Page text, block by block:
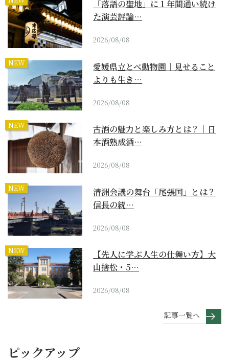
「落語の聖地」に１年間通い続け
た演芸評論…
2026/08/08
NEW
愛媛県立とべ動物園｜見せること
よりも生き…
2026/08/08
NEW
古酒の魅力と楽しみ方とは？｜日
本酒熟成酒…
2026/08/08
NEW
清洲会議の舞台「尾張国」とは？
信長の統…
2026/08/08
NEW
【先人に学ぶ人生の仕舞い方】大
山捨松・5…
2026/08/08
記事一覧へ
ピックアップ